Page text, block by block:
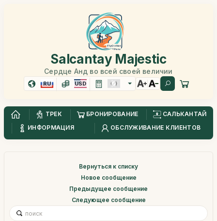
Salcantay Majestic
Сердце Анд во всей своей величии
RU USD
ТРЕК БРОНИРОВАНИЕ
САЛЬКАНТАЙ
ИНФОРМАЦИЯ
ОБСЛУЖИВАНИЕ КЛИЕНТОВ
Вернуться к списку
Новое сообщение
Предыдущее сообщение
Следующее сообщение